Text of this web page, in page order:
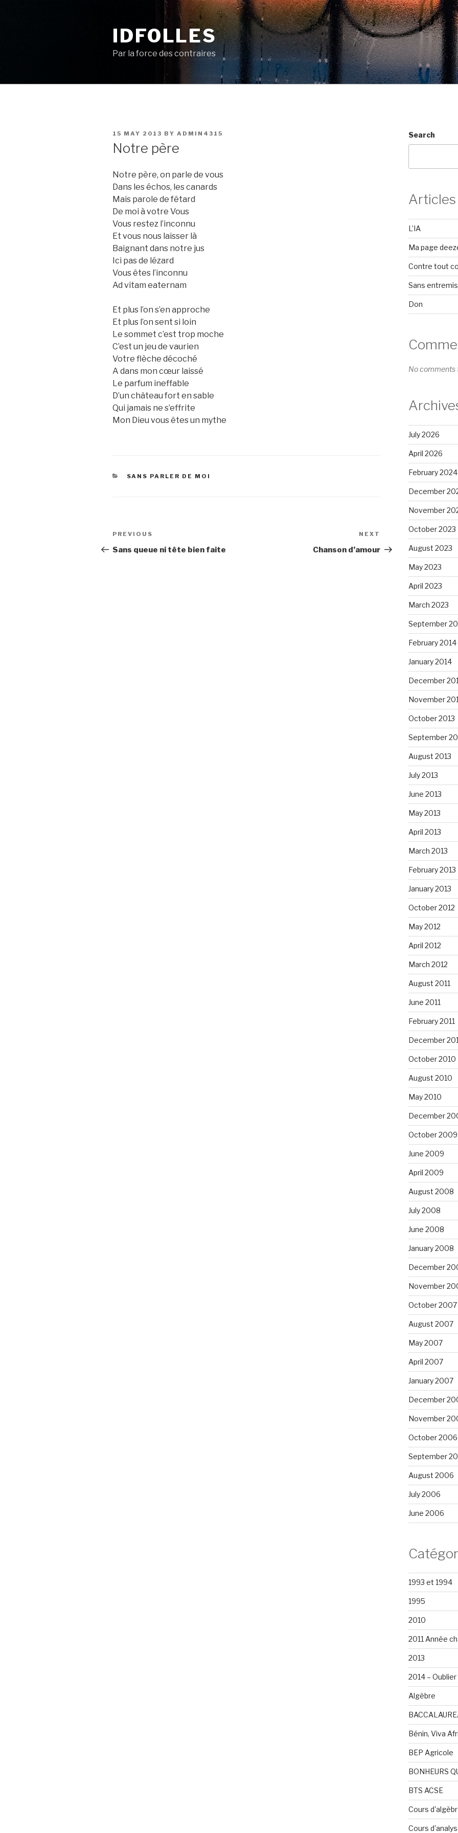
IDFOLLES
Par la force des contraires
POSTED
15 MAY 2013 BY ADMIN4315
Notre père
Notre père, on parle de vous
Dans les échos, les canards
Mais parole de fêtard
De moi à votre Vous
Vous restez l’inconnu
Et vous nous laisser là
Baignant dans notre jus
Ici pas de lézard
Vous êtes l’inconnu
Ad vitam eaternam
Et plus l’on s’en approche
Et plus l’on sent si loin
Le sommet c’est trop moche
C’est un jeu de vaurien
Votre flèche décoché
A dans mon cœur laissé
Le parfum ineffable
D’un château fort en sable
Qui jamais ne s’effrite
Mon Dieu vous êtes un mythe
CATEGORIES
SANS PARLER DE MOI
Post
navigation
Previous
Post
PREVIOUS
Sans queue ni tête bien faite
Post
NEXT
Chanson d’amour
Search
L’IA
Ma page
Contre tout
Sans
Don
No comments
July 2026
April 2026
February 2024
December
November
October 2023
August 2023
May 2023
April 2023
March 2023
September
February 2014
January 2014
December
November
October 2013
September
August 2013
July 2013
June 2013
May 2013
April 2013
March 2013
February 2013
January 2013
October 2012
May 2012
April 2012
March 2012
August 2011
June 2011
February 2011
December
October 2010
August 2010
May 2010
December
October 2009
June 2009
April 2009
August 2008
July 2008
June 2008
January 2008
December
November
October 2007
August 2007
May 2007
April 2007
January 2007
December
November
October 2006
September
August 2006
July 2006
June 2006
1993 et 1994
1995
2010
2011 Année
2013
2014 –
Algèbre
Bénin, Viva
BEP Agricole
BONHEURS
BTS ACSE
Cours
Cours